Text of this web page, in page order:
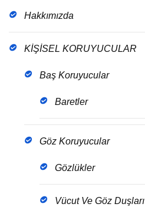
Hakkımızda
KİŞİSEL KORUYUCULAR
Baş Koruyucular
Baretler
Göz Koruyucular
Gözlükler
Vücut Ve Göz Duşları